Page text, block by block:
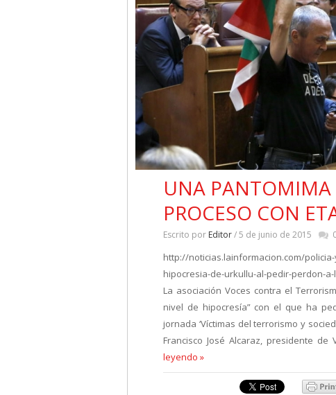
UNA PANTOMIMA
PROCESO CON
Escrito por Editor/ 5 de junio de 2015
http://noticias.lainformacion.com/
hipocresia-de-urkullu-al-pedir-perdon-a-
La asociación Voces contra el
nivel de hipocresía” con el que ha
jornada ‘Víctimas del terrorismo y
Francisco José Alcaraz, presidente
leyendo »